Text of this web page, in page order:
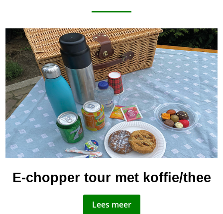
E-chopper tour met koffie/thee
Lees meer